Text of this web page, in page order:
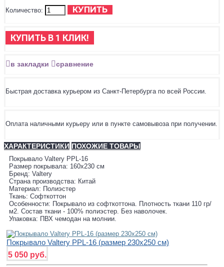
Количество: КУПИТЬ
КУПИТЬ В 1 КЛИК!
в закладки сравнение
Быстрая доставка курьером из Санкт-Петербурга по всей России.
Оплата наличными курьеру или в пункте самовывоза при получении.
ХАРАКТЕРИСТИКИ ПОХОЖИЕ ТОВАРЫ
Покрывало Valtery PPL-16
Размер покрывала: 160х230 см
Бренд: Valtery
Страна производства: Китай
Материал: Полиэстер
Ткань: Софткоттон
Особенности: Покрывало из софткоттона. Плотность ткани 110 гр/
м2. Состав ткани - 100% полиэстер. Без наволочек.
Упаковка: ПВХ чемодан на молнии.
Покрывало Valtery PPL-16 (размер 230х250 см)
5 050 руб.